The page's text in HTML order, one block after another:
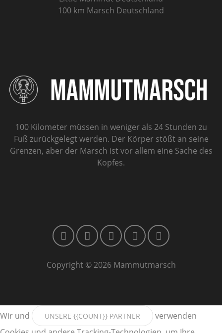
100 km Marsch Deutschland
100 Kilometer müssen in weniger als 24 Stunden zu
Fuß zurückgelegt werden. Der Körper stößt an seine
Grenzen, aber der Marsch ist vor allem eine Sache des
Kopfes.
Copyright © 2026 Mammutmarsch
Wir und UNSERE {{COUNT}} PARTNER
verwenden